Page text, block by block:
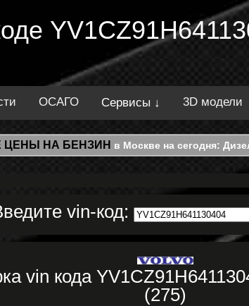
ОСАГО Сервисы ↓ 3D модели
ЦЕНЫ НА БЕНЗИН в Москве на сегодня:
vin-код:
vin кода
(275)